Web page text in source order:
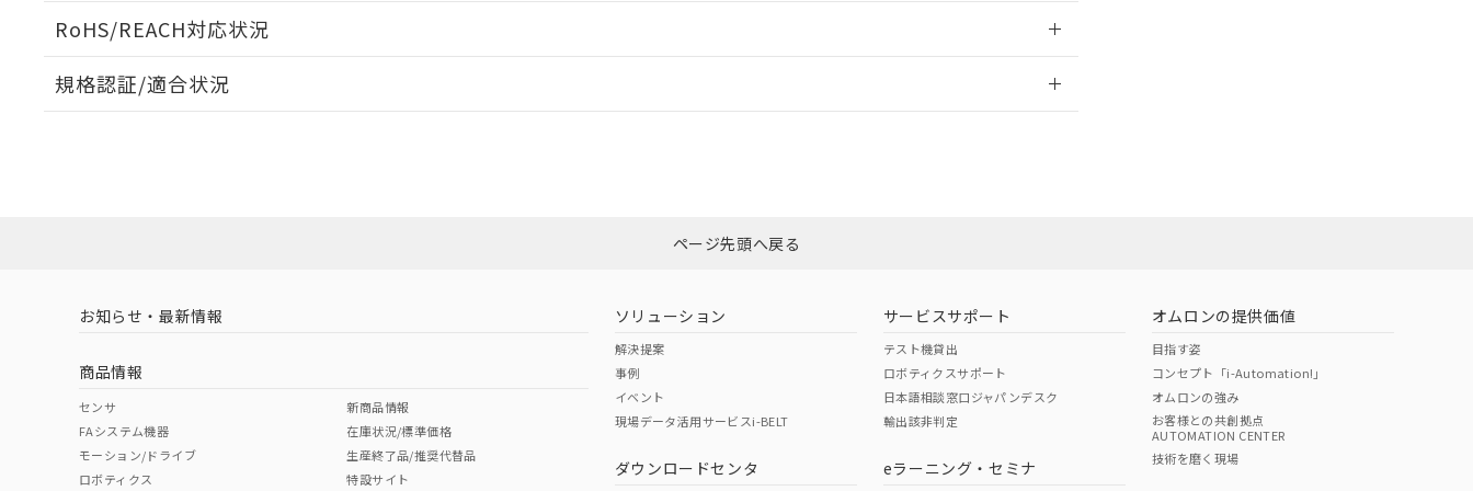
RoHS/REACH対応状況
EU RoHS 注意事項・凡例
ダウンロードはこちら
中国 RoHS 注意事項・凡例
中国 RoHS表
Pb Hg Cr(VI)
規格認証/適合状況
（イギリス
（ノルウェー
（日本
（アメリカ
この製品の規格認証/適合状況ページへ
ページ先頭へ戻る
お知らせ・最新情報
商品情報
センサ
FAシステム機器
モーション/ドライブ
ロボティクス
新商品情報
在庫状況/標準価格
生産終了品/推奨代替品
特設サイト
ソリューション
解決提案
事例
イベント
現場データ活用サービスi-BELT
ダウンロードセンタ
サービスサポート
テスト機貸出
ロボティクスサポート
日本語相談窓口ジャパンデスク
輸出該非判定
eラーニング・セミナ
オムロンの提供価値
目指す姿
コンセプト「i-Automation!」
オムロンの強み
お客様との共創拠点
AUTOMATION CENTER
技術を磨く現場